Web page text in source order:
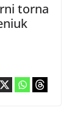
torna